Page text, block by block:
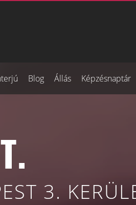
Blog Állás Képzésnaptár
3.